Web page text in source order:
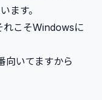
ます。
れこそWindowsに
向いてますから